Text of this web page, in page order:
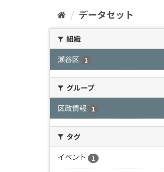
データセット
組織
瀬谷区
1
グループ
区政情報
1
タグ
イベント
1